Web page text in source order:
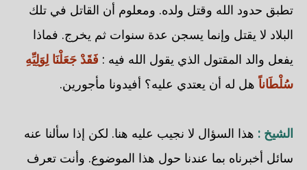
تطبق حدود الله وقتل ولده. ومعلوم أن القاتل في تلك
البلاد لا يقتل وإنما يسجن عدة سنوات ثم يخرج. فماذا
يفعل والد المقتول الذي يقول الله فيه : فَقَدْ جَعَلْنَا لِوَلِيِّهِ
سُلْطَاناً هل له أن يعتدي عليه؟ أفيدونا مأجورين.
الشيخ : هذا السؤال لا نجيب عليه هنا. لكن إذا سألنا عنه
سائل أخبرناه بما عندنا حول هذا الموضوع. وأنت تعرف